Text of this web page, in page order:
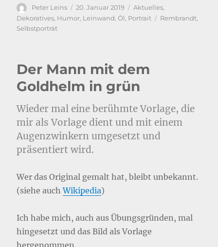
Autor
Peter Leins
Veröffentlicht
am
20. Januar 2019 Kategorien
Aktuelles,
Dekoratives, Humor, Leinwand,Öl, Portrait Schlagwörter
Rembrandt,
Selbstporträt
Der Mann mit dem
Goldhelm in grün
Wieder mal eine berühmte Vorlage, die
mir als Vorlage dient und mit einem
Augenzwinkern umgesetzt und
präsentiert wird.
Wer das Original gemalt hat, bleibt unbekannt.
(siehe auchWikipedia)
Ich habe mich, auch aus Übungsgründen, mal
hingesetzt und das Bild als Vorlage
hergenommen.